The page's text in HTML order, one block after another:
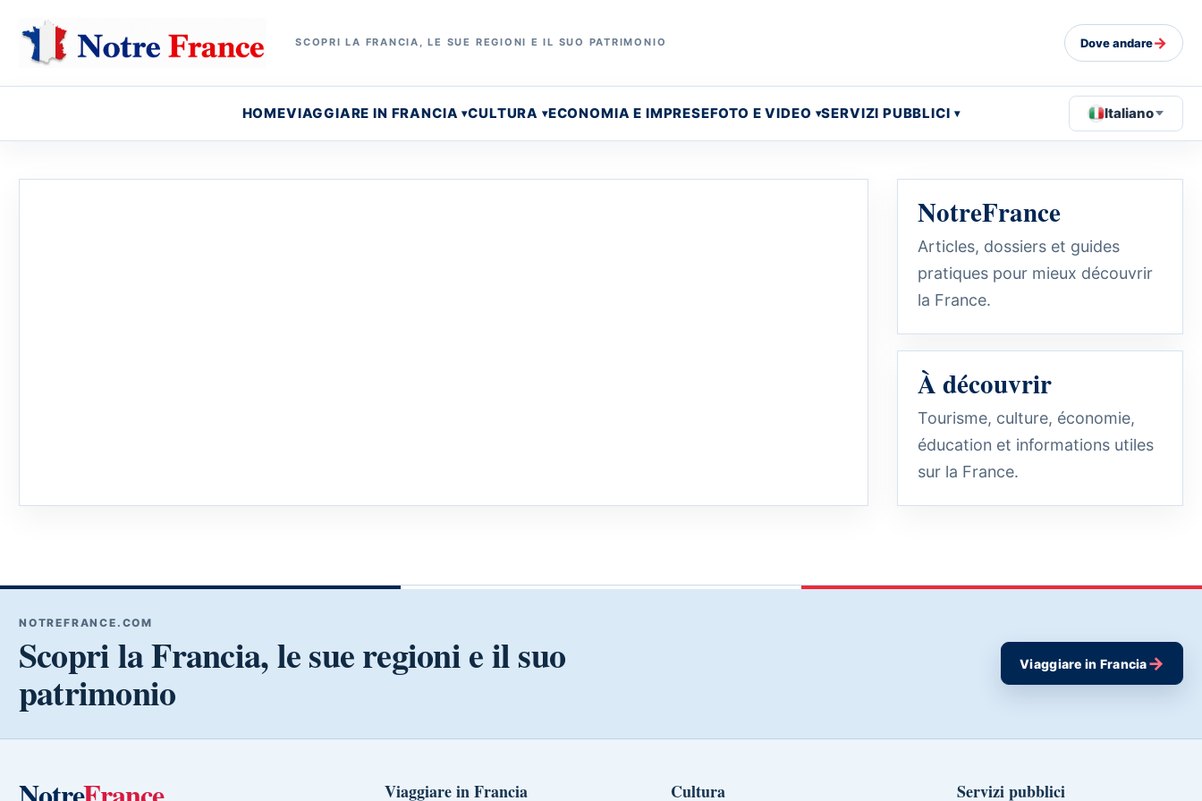
SCOPRI LA FRANCIA, LE SUE REGIONI E IL SUO PATRIMONIO Dove andare→
HOMEVIAGGIARE IN FRANCIA CULTURA ECONOMIA E IMPRESEFOTO E VIDEO SERVIZI PUBBLICI Italiano
NotreFrance
Articles, dossiers et guides
pratiques pour mieux découvrir
la France.
À découvrir
Tourisme, culture, économie,
éducation et informations utiles
sur la France.
NOTREFRANCE.COM
Scopri la Francia, le sue regioni e il suo
patrimonio
Viaggiare in Francia→
Viaggiare in Francia Cultura Servizi pubblici